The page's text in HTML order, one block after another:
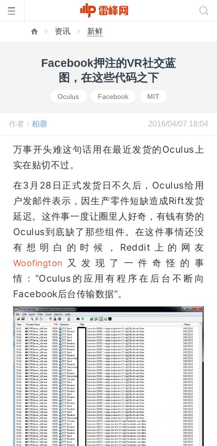
网
公
开
课
活
动
中
心
GAIR
专
资讯 新鲜
Facebook押注的VR社交蓝
图，在这些代码之下
Oculus Facebook MIT
作者： 柏蓉 2016/04/07 18:04
万事开头难这句话用在最近发货的Oculus上
实在贴切不过。
在3月28日正式发货日不久后，Oculus给用
户发邮件表示，因生产零件短缺造成Rift发货
延迟。这件事一度让圈里人好奇，有钱有势的
Oculus到底缺了那些组件。在这件事情还没
有想明白的时候，Reddit上的网友
Woofington
又发现了一件奇怪的事
情：“Oculus的应用有程序在后台不断向
Facebook后台传输数据”。